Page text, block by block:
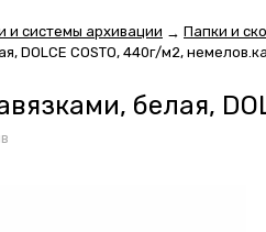
и системы архивации → Папки и
DOLCE COSTO, 440г/м2,
белая,